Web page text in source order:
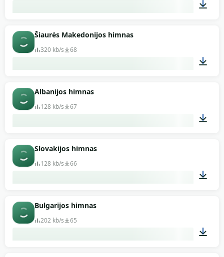
Šiaurės Makedonijos himnas
320 kb/s 68
Albanijos himnas
128 kb/s 67
Slovakijos himnas
128 kb/s 66
Bulgarijos himnas
202 kb/s 65